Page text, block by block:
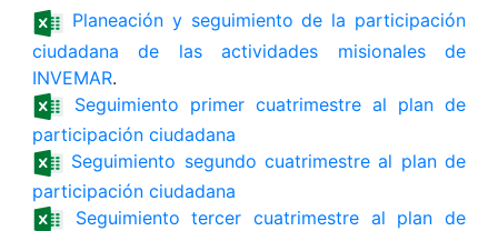
Planeación y seguimiento de la participación
ciudadana de las actividades misionales de
INVEMAR.
Seguimiento primer cuatrimestre al plan de
participación ciudadana
Seguimiento segundo cuatrimestre al plan de
participación ciudadana
Seguimiento tercer cuatrimestre al plan de